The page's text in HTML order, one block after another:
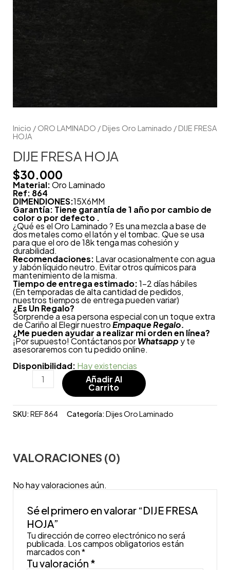
Inicio / ORO LAMINADO /Dijes Oro Laminado / DIJE FRESA
HOJA
DIJE FRESA HOJA
$30.000
Material:Oro Laminado
Ref: 864
DIMENDIONES:15X6MM
Garantía: Tiene garantía de 1 año por cambio de
color o por defecto .
¿Qué es el Oro Laminado ? Es una mezcla a base de
dos metales como el latón y el tombac. Que se usa
para que el oro de 18k tenga mas cohesión y
durabilidad.
Recomendaciones: Lavar ocasionalmente con agua
y Jabón líquido neutro. Evitar otros químicos para
mantenimiento de la misma.
Tiempo de entrega estimado:1-2 días hábiles
(En temporadas de alta cantidad de pedidos,
nuestros tiempos de entrega pueden variar)
¿Es Un Regalo?
Sorprende a esa persona especial con un toque extra
de Cariño al Elegir nuestroEmpaque Regalo.
¿Me pueden ayudar a realizar mi orden en línea?
¡Por supuesto! Contáctanos porWhatsapp y te
asesoraremos con tu pedido online.
Disponibilidad: Hay existencias
Añadir Al
Carrito
SKU:REF 864 Categoría:Dijes Oro Laminado
VALORACIONES (0)
No hay valoraciones aún.
Sé el primero en valorar “DIJE FRESA
HOJA”
Tu dirección de correo electrónico no será
publicada. Los campos obligatorios están
marcados con*
Tu valoración *